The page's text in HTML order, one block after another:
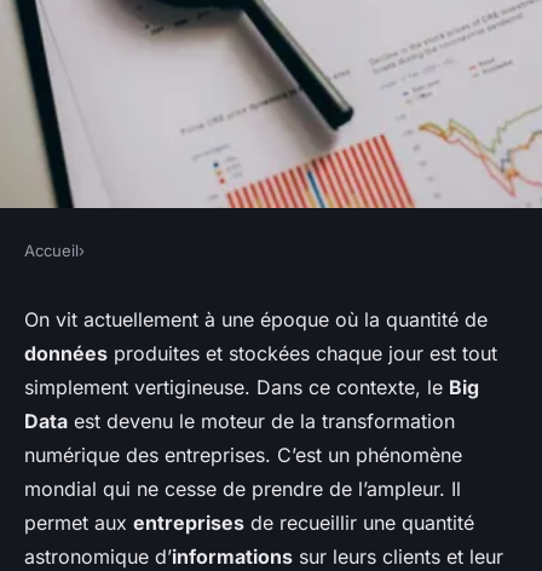
Comment les données
massives (big data)
transforment-elles les
stratégies marketing dans l'e-
commerce?
•25 avril 2024•6 min de lecture
Accueil›
On vit actuellement à une époque où la quantité de
données produites et stockées chaque jour est tout
simplement vertigineuse. Dans ce contexte, le Big
Data est devenu le moteur de la transformation
numérique des entreprises. C’est un phénomène
mondial qui ne cesse de prendre de l’ampleur. Il
permet aux entreprises de recueillir une quantité
astronomique d’informations sur leurs clients et leur